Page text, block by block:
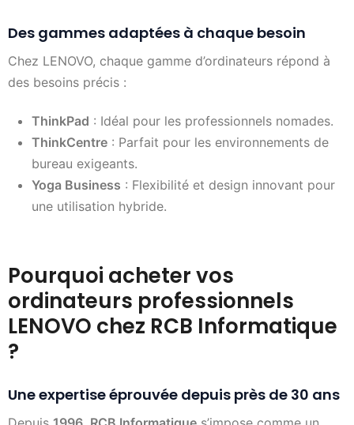
Des gammes adaptées à chaque besoin
Chez LENOVO, chaque gamme d’ordinateurs répond à
des besoins précis :
ThinkPad : Idéal pour les professionnels nomades.
ThinkCentre : Parfait pour les environnements de
bureau exigeants.
Yoga Business : Flexibilité et design innovant pour
une utilisation hybride.
Pourquoi acheter vos
ordinateurs professionnels
LENOVO chez RCB Informatique
?
Une expertise éprouvée depuis près de 30 ans